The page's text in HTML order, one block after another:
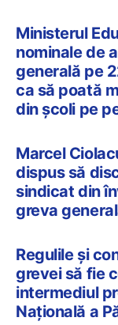
Ministerul
nominale de
generală pe
ca să poată
din școli pe
Marcel
dispus să
sindicat din
greva
Regulile și
grevei să fie
intermediul
Națională a